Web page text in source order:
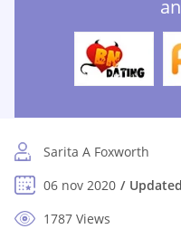
Sarita A Foxworth
06 nov 2020
1787 Views